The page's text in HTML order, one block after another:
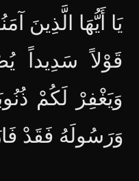
يَا أَيُّهَا الَّذِينَ
قَوْلاً سَدِيداً
وَيَغْفِرْ لَكُمْ
وَرَسُولَهُ فَقَدْ